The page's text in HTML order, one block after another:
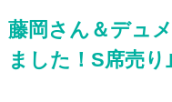
藤岡さん＆デュ
ました！S席売り